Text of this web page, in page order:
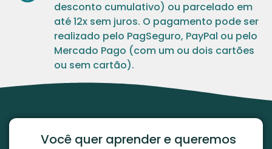
desconto cumulativo) ou parcelado em
até 12x sem juros. O pagamento pode ser
realizado pelo PagSeguro, PayPal ou pelo
Mercado Pago (com um ou dois cartões
ou sem cartão).
Você quer aprender e queremos